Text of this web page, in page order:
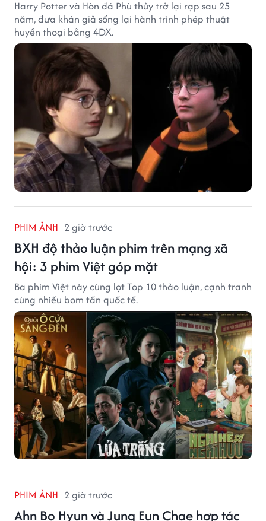
Harry Potter và Hòn đá Phù thủy trở lại rạp sau 25
năm, đưa khán giả sống lại hành trình phép thuật
huyền thoại bằng 4DX.
PHIM ẢNH 2 giờ trước
BXH độ thảo luận phim trên mạng xã
hội: 3 phim Việt góp mặt
Ba phim Việt này cùng lọt Top 10 thảo luận, cạnh tranh
cùng nhiều bom tấn quốc tế.
PHIM ẢNH 2 giờ trước
Ahn Bo Hyun và Jung Eun Chae hợp tác